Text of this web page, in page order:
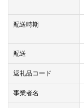
配送時期
配送
返礼品コード
事業者名